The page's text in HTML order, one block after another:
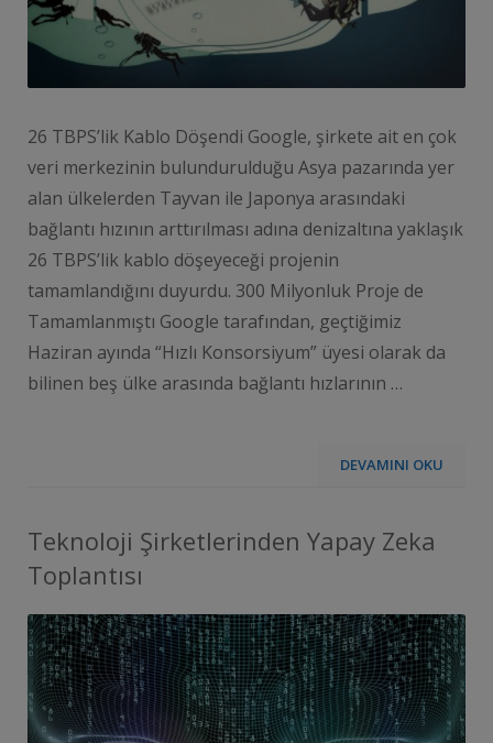
26 TBPS’lik Kablo Döşendi Google, şirkete ait en çok
veri merkezinin bulundurulduğu Asya pazarında yer
alan ülkelerden Tayvan ile Japonya arasındaki
bağlantı hızının arttırılması adına denizaltına yaklaşık
26 TBPS’lik kablo döşeyeceği projenin
tamamlandığını duyurdu. 300 Milyonluk Proje de
Tamamlanmıştı Google tarafından, geçtiğimiz
Haziran ayında “Hızlı Konsorsiyum” üyesi olarak da
bilinen beş ülke arasında bağlantı hızlarının …
DEVAMINI OKU
Teknoloji Şirketlerinden Yapay Zeka
Toplantısı